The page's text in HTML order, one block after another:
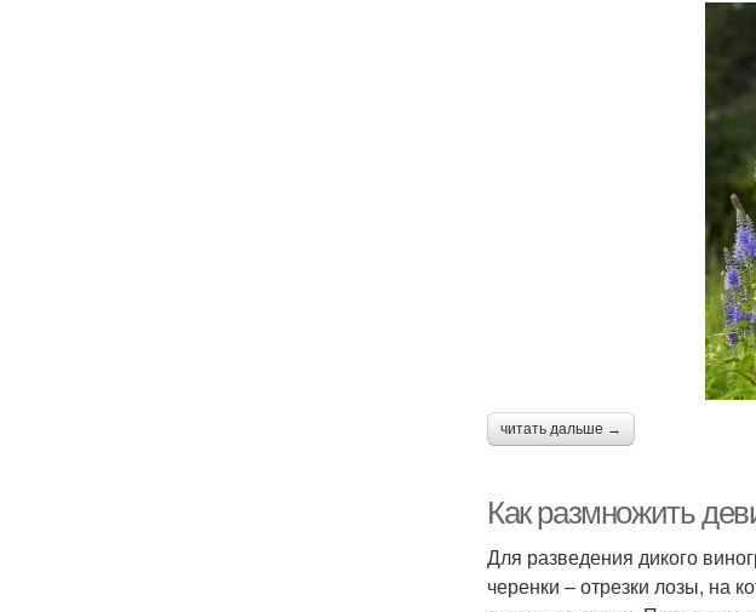
читать дальше →
Как размножить
Для разведения дикого
черенки – отрезки лозы, на